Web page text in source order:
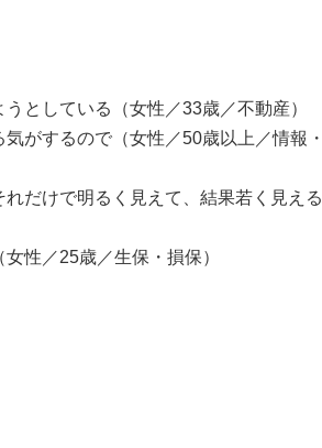
としている（女性／33歳／不動産）
がするので（女性／50歳以上／情報・
だけで明るく見えて、結果若く見える
性／25歳／生保・損保）